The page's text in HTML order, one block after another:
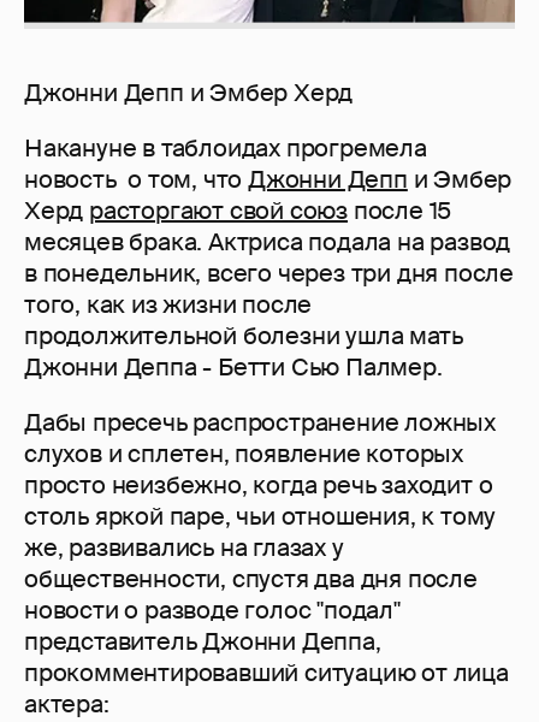
Джонни Депп и Эмбер Херд
Накануне в таблоидах прогремела
новость о том, чтоДжонни Депп и Эмбер
Херд расторгают свой союз после 15
месяцев брака. Актриса подала на развод
в понедельник, всего через три дня после
того, как из жизни после
продолжительной болезни ушла мать
Джонни Деппа - Бетти Сью Палмер.
Дабы пресечь распространение ложных
слухов и сплетен, появление которых
просто неизбежно, когда речь заходит о
столь яркой паре, чьи отношения, к тому
же, развивались на глазах у
общественности, спустя два дня после
новости о разводе голос "подал"
представитель Джонни Деппа,
прокомментировавший ситуацию от лица
актера: